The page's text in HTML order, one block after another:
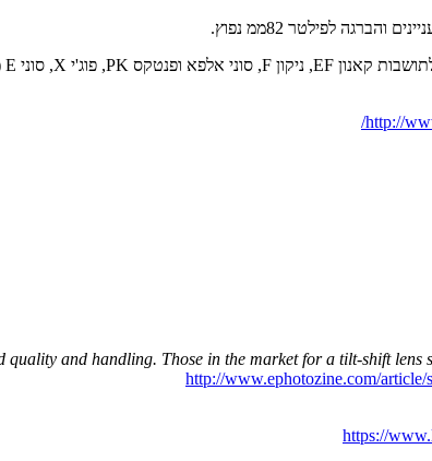
http://
and handling. Those in the market for a tilt-shift
http://www.ephotozine.com/
https://